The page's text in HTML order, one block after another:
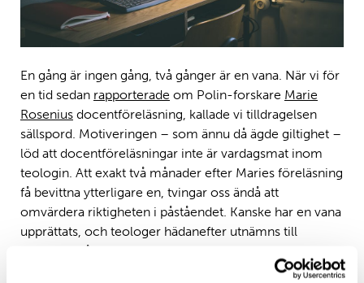
En gång är ingen gång, två gånger är en vana. När vi för
en tid sedan rapporterade om Polin-forskare Marie
Rosenius docentföreläsning, kallade vi tilldragelsen
sällspord. Motiveringen – som ännu då ägde giltighet –
löd att docentföreläsningar inte är vardagsmat inom
teologin. Att exakt två månader efter Maries föreläsning
få bevittna ytterligare en, tvingar oss ändå att
omvärdera riktigheten i påståendet. Kanske har en vana
upprättats, och teologer hädanefter utnämns till
docenter på löpande band.